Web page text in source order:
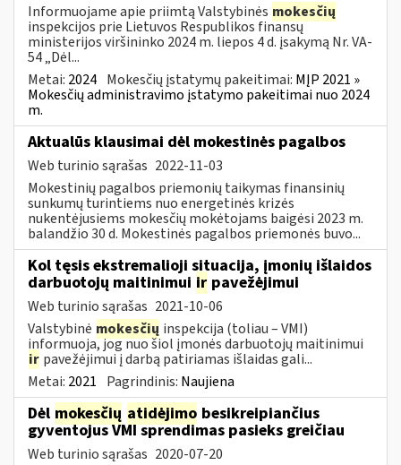
Informuojame apie priimtą Valstybinės mokesčių
inspekcijos prie Lietuvos Respublikos finansų
ministerijos viršininko 2024 m. liepos 4 d. įsakymą Nr. VA-
54 „Dėl...
Metai: 2024 Mokesčių įstatymų pakeitimai: MĮP 2021 »
Mokesčių administravimo įstatymo pakeitimai nuo 2024
m.
Aktualūs klausimai dėl mokestinės pagalbos
Web turinio sąrašas 2022-11-03
Mokestinių pagalbos priemonių taikymas finansinių
sunkumų turintiems nuo energetinės krizės
nukentėjusiems mokesčių mokėtojams baigėsi 2023 m.
balandžio 30 d. Mokestinės pagalbos priemonės buvo...
Kol tęsis ekstremalioji situacija, įmonių išlaidos
darbuotojų maitinimui ir pavežėjimui
Web turinio sąrašas 2021-10-06
Valstybinė mokesčių inspekcija (toliau – VMI)
informuoja, jog nuo šiol įmonės darbuotojų maitinimui
ir pavežėjimui į darbą patiriamas išlaidas gali...
Metai: 2021 Pagrindinis: Naujiena
Dėl mokesčių atidėjimo besikreipiančius
gyventojus VMI sprendimas pasieks greičiau
Web turinio sąrašas 2020-07-20